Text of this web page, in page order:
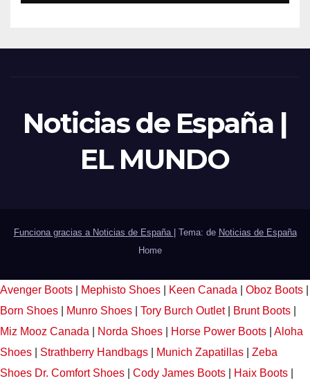
Noticias de España |
EL MUNDO
Funciona gracias a Noticias de España Tema: de Noticias de España
Home
Avenger Boots Mephisto Shoes Keen Canada Oboz Boots
Born Shoes
Munro Shoes Tory Burch Outlet Brunt Boots
Miz Mooz Canada
Norda Shoes Horse Power Boots
Aloha
Shoes
Strathberry Handbags Munich Zapatillas
Zeba
Shoes Dr. Comfort Shoes Cody James Boots Haix Boots